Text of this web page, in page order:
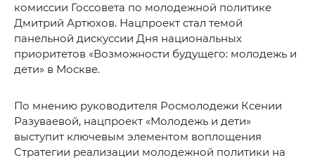
комиссии Госсовета по молодежной политике
Дмитрий Артюхов. Нацпроект стал темой
панельной дискуссии Дня национальных
приоритетов «Возможности будущего: молодежь и
дети» в Москве.
По мнению руководителя Росмолодежи Ксении
Разуваевой, нацпроект «Молодежь и дети»
выступит ключевым элементом воплощения
Стратегии реализации молодежной политики на